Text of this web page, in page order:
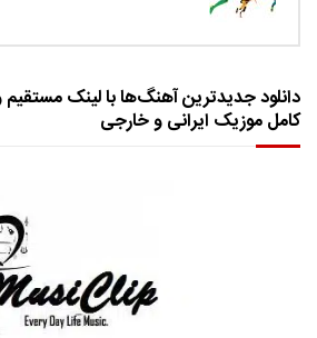
دانلود جدیدترین آهنگ‌ها با لینک مستقیم
کامل موزیک ایرانی و خارجی